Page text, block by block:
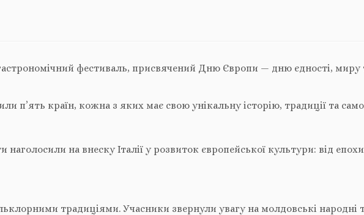
фестиваль, присвячений Дню Європи — дню єдності, миру
п’ять країн, кожна з яких має свою унікальну історію, традиції та
на внеску Італії у розвиток європейської культури: від
традиціями. Учасники звернули увагу на молдовські народні